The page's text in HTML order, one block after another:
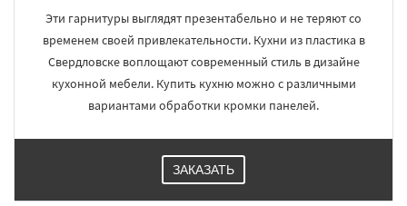
Эти гарнитуры выглядят презентабельно и не теряют со
временем своей привлекательности. Кухни из пластика в
Свердловске воплощают современный стиль в дизайне
кухонной мебели. Купить кухню можно с различными
вариантами обработки кромки панелей.
ЗАКАЗАТЬ